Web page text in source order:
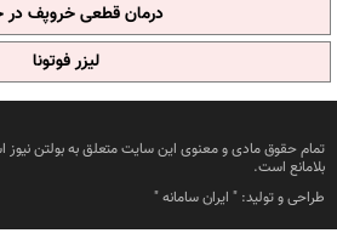
درمان قطعی خروپف در
لیزر فوتونا
تمام حقوق مادی و معنوی این سایت متعلق به بولتن نیوز
بلامانع است.
طراحی و تولید: " ایران سامانه"